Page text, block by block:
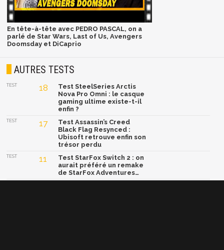
En tête-à-tête avec PEDRO PASCAL, on a
parlé de Star Wars, Last of Us, Avengers
Doomsday et DiCaprio
AUTRES TESTS
TEST 18
Test SteelSeries Arctis
Nova Pro Omni : le casque
gaming ultime existe-t-il
enfin ?
TEST 17
Test Assassin’s Creed
Black Flag Resynced :
Ubisoft retrouve enfin son
trésor perdu
TEST 11
Test StarFox Switch 2 : on
aurait préféré un remake
de StarFox Adventures…